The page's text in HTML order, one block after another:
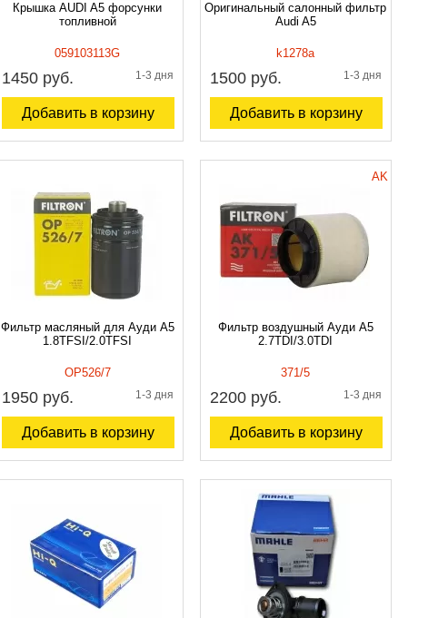
Крышка AUDI A5 форсунки
топливной
059103113G
1450 руб. 1-3 дня
Добавить в корзину
Оригинальный салонный фильтр
Audi A5
k1278a
1500 руб. 1-3 дня
Добавить в корзину
Фильтр масляный для Ауди A5
1.8TFSI/2.0TFSI
OP526/7
1950 руб. 1-3 дня
Добавить в корзину
Фильтр воздушный Ауди A5
2.7TDI/3.0TDI
AK
371/5
2200 руб. 1-3 дня
Добавить в корзину